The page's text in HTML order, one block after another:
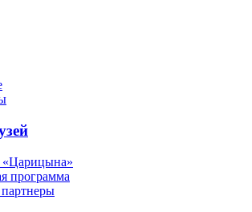
«Царицына»
программа